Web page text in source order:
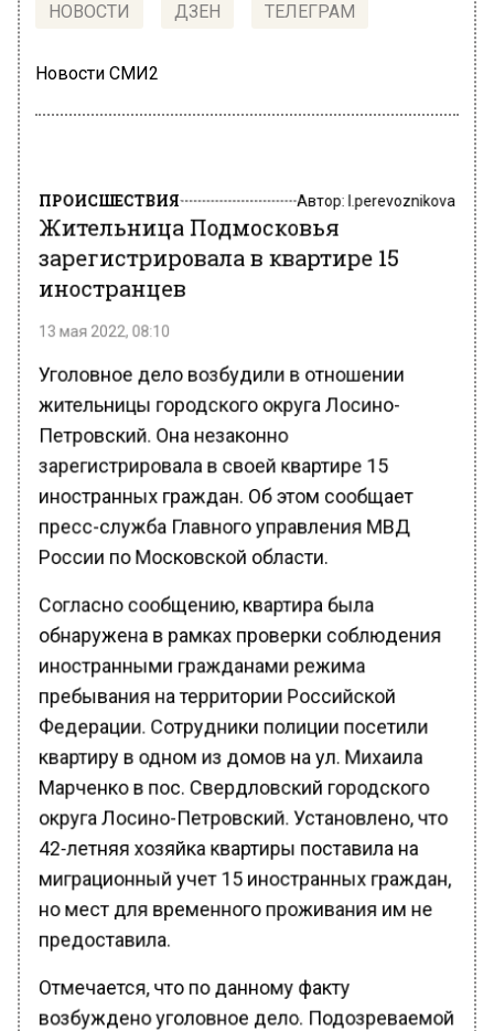
НОВОСТИ ДЗЕН ТЕЛЕГРАМ
Новости СМИ2
Жительница Подмосковья
зарегистрировала в квартире 15
иностранцев
13 мая 2022, 08:10
Уголовное дело возбудили в отношении
жительницы городского округа Лосино-
Петровский. Она незаконно
зарегистрировала в своей квартире 15
иностранных граждан. Об этом сообщает
пресс-служба Главного управления МВД
России по Московской области.
Согласно сообщению, квартира была
обнаружена в рамках проверки соблюдения
иностранными гражданами режима
пребывания на территории Российской
Федерации. Сотрудники полиции посетили
квартиру в одном из домов на ул. Михаила
Марченко в пос. Свердловский городского
округа Лосино-Петровский. Установлено, что
42-летняя хозяйка квартиры поставила на
миграционный учет 15 иностранных граждан,
но мест для временного проживания им не
предоставила.
Отмечается, что по данному факту
возбуждено уголовное дело. Подозреваемой